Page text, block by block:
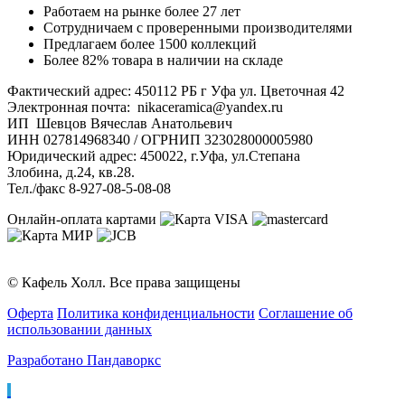
Работаем на рынке более 27 лет
Сотрудничаем с проверенными производителями
Предлагаем более 1500 коллекций
Более 82% товара в наличии на складе
Фактический адрес: 450112 РБ г Уфа ул. Цветочная 42
Электронная почта: nikaceramica@yandex.ru
ИП Шевцов Вячеслав Анатольевич
ИНН 027814968340 / ОГРНИП 323028000005980
Юридический адрес: 450022, г.Уфа, ул.Степана
Злобина, д.24, кв.28.
Тел./факс 8-927-08-5-08-08
Онлайн-оплата картами
© Кафель Холл. Все права защищены
Оферта Политика конфиденциальности Соглашение об
использовании данных
Разработано Пандаворкс